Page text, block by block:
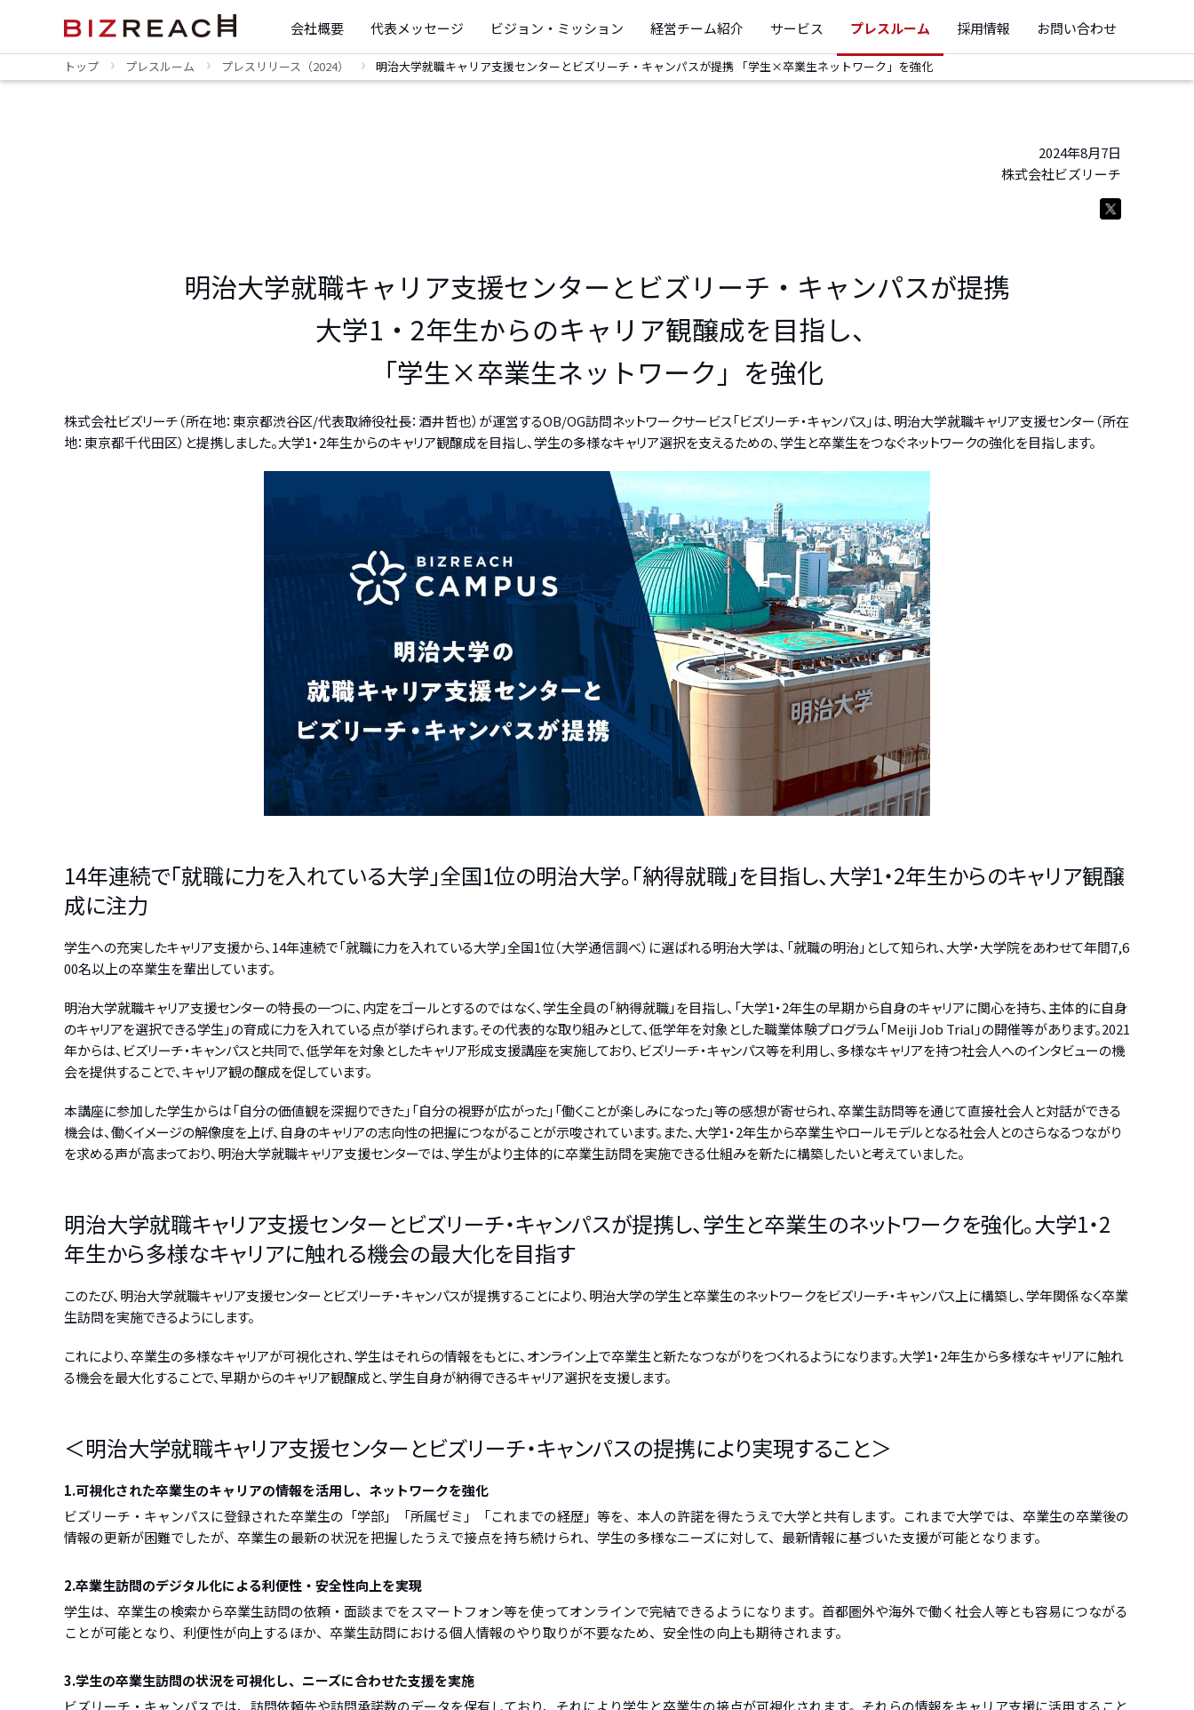
会社概要 代表メッセージ ビジョン・ミッション 経営チーム紹介 サービス プレスルーム 採用情報 お問い合わせ
トップ プレスルーム プレスリリース（2024） 明治大学就職キャリア支援センターとビズリーチ・キャンパスが提携 「学生×卒業生ネットワーク」を強化
2024年8月7日
株式会社ビズリーチ
明治大学就職キャリア支援センターとビズリーチ・キャンパスが提携
大学1・2年生からのキャリア観醸成を目指し、
「学生×卒業生ネットワーク」を強化
株式会社ビズリーチ（所在地：東京都渋谷区/代表取締役社長：酒井哲也）が運営するOB/OG訪問ネットワークサービス「ビズリーチ・キャンパス」は、明治大学就職キャリア支援センター（所在
地：東京都千代田区）と提携しました。大学1・2年生からのキャリア観醸成を目指し、学生の多様なキャリア選択を支えるための、学生と卒業生をつなぐネットワークの強化を目指します。
14年連続で「就職に力を入れている大学」全国1位の明治大学。「納得就職」を目指し、大学1・2年生からのキャリア観醸
成に注力
学生への充実したキャリア支援から、14年連続で「就職に力を入れている大学」全国1位（大学通信調べ）に選ばれる明治大学は、「就職の明治」として知られ、大学・大学院をあわせて年間7,6
00名以上の卒業生を輩出しています。
明治大学就職キャリア支援センターの特長の一つに、内定をゴールとするのではなく、学生全員の「納得就職」を目指し、「大学1・2年生の早期から自身のキャリアに関心を持ち、主体的に自身
のキャリアを選択できる学生」の育成に力を入れている点が挙げられます。その代表的な取り組みとして、低学年を対象とした職業体験プログラム「Meiji Job Trial」の開催等があります。2021
年からは、ビズリーチ・キャンパスと共同で、低学年を対象としたキャリア形成支援講座を実施しており、ビズリーチ・キャンパス等を利用し、多様なキャリアを持つ社会人へのインタビューの機
会を提供することで、キャリア観の醸成を促しています。
本講座に参加した学生からは「自分の価値観を深掘りできた」「自分の視野が広がった」「働くことが楽しみになった」等の感想が寄せられ、卒業生訪問等を通じて直接社会人と対話ができる
機会は、働くイメージの解像度を上げ、自身のキャリアの志向性の把握につながることが示唆されています。また、大学1・2年生から卒業生やロールモデルとなる社会人とのさらなるつながり
を求める声が高まっており、明治大学就職キャリア支援センターでは、学生がより主体的に卒業生訪問を実施できる仕組みを新たに構築したいと考えていました。
明治大学就職キャリア支援センターとビズリーチ・キャンパスが提携し、学生と卒業生のネットワークを強化。大学1・2
年生から多様なキャリアに触れる機会の最大化を目指す
このたび、明治大学就職キャリア支援センターとビズリーチ・キャンパスが提携することにより、明治大学の学生と卒業生のネットワークをビズリーチ・キャンパス上に構築し、学年関係なく卒業
生訪問を実施できるようにします。
これにより、卒業生の多様なキャリアが可視化され、学生はそれらの情報をもとに、オンライン上で卒業生と新たなつながりをつくれるようになります。大学1・2年生から多様なキャリアに触れ
る機会を最大化することで、早期からのキャリア観醸成と、学生自身が納得できるキャリア選択を支援します。
＜明治大学就職キャリア支援センターとビズリーチ・キャンパスの提携により実現すること＞
1.可視化された卒業生のキャリアの情報を活用し、ネットワークを強化
ビズリーチ・キャンパスに登録された卒業生の「学部」「所属ゼミ」「これまでの経歴」等を、本人の許諾を得たうえで大学と共有します。これまで大学では、卒業生の卒業後の
情報の更新が困難でしたが、卒業生の最新の状況を把握したうえで接点を持ち続けられ、学生の多様なニーズに対して、最新情報に基づいた支援が可能となります。
2.卒業生訪問のデジタル化による利便性・安全性向上を実現
学生は、卒業生の検索から卒業生訪問の依頼・面談までをスマートフォン等を使ってオンラインで完結できるようになります。首都圏外や海外で働く社会人等とも容易につながる
ことが可能となり、利便性が向上するほか、卒業生訪問における個人情報のやり取りが不要なため、安全性の向上も期待されます。
3.学生の卒業生訪問の状況を可視化し、ニーズに合わせた支援を実施
ビズリーチ・キャンパスでは、訪問依頼先や訪問承諾数のデータを保有しており、それにより学生と卒業生の接点が可視化されます。それらの情報をキャリア支援に活用すること